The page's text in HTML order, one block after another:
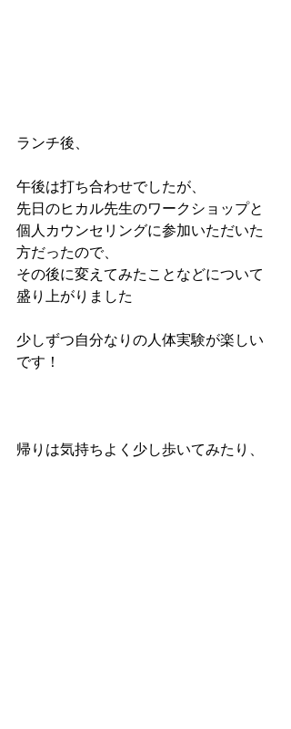
ランチ後、
午後は打ち合わせでしたが、
先日のヒカル先生のワークショップと
個人カウンセリングに参加いただいた
方だったので、
その後に変えてみたことなどについて
盛り上がりました
少しずつ自分なりの人体実験が楽しい
です！
帰りは気持ちよく少し歩いてみたり、